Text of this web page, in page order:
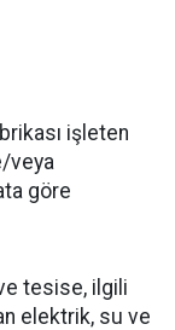
işleten
veya
göre
tesise, ilgili
elektrik, su ve